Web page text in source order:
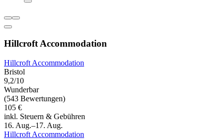
Hillcroft Accommodation
Hillcroft Accommodation
Bristol
9,2/10
Wunderbar
(543 Bewertungen)
105 €
inkl. Steuern & Gebühren
16. Aug.–17. Aug.
Hillcroft Accommodation